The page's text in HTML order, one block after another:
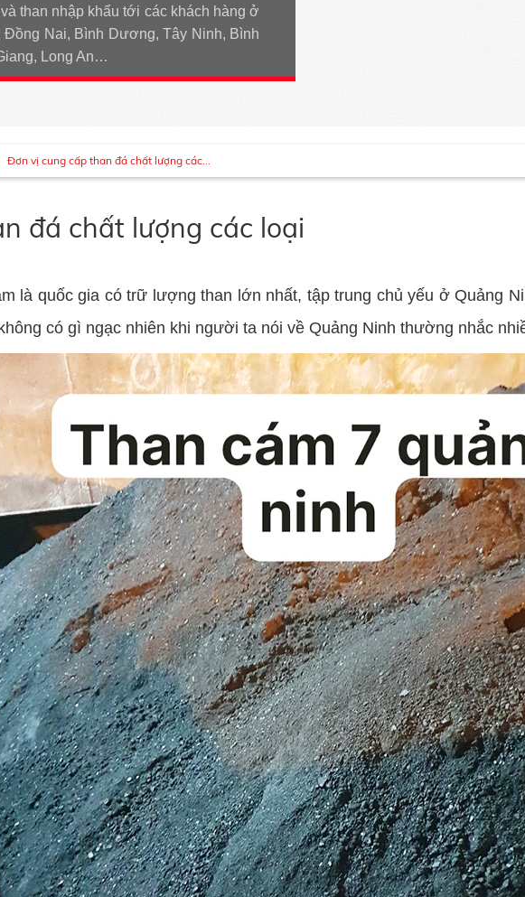
than nhập khẩu tới các khách hàng ở
Đồng Nai, Bình Dương, Tây Ninh, Bình
Long An…
Đơn vị cung cấp than đá chất lượng các...
đá chất lượng các loại
là quốc gia có trữ lượng than lớn nhất, tập trung chủ yếu ở Quảng
có gì ngạc nhiên khi người ta nói về Quảng Ninh thường nhắc